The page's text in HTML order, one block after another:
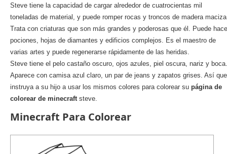
Steve tiene la capacidad de cargar alrededor de cuatrocientas mil
toneladas de material, y puede romper rocas y troncos de madera
Trata con criaturas que son más grandes y poderosas que él. Puede
pociones, hojas de diamantes y edificios complejos. Es el maestro de
varias artes y puede regenerarse rápidamente de las heridas.
Steve tiene el pelo castaño oscuro, ojos azules, piel oscura, nariz y boca.
Aparece con camisa azul claro, un par de jeans y zapatos grises. Así que
instruya a su hijo a usar los mismos colores para colorear su página de
colorear de minecraftsteve.
Minecraft Para Colorear